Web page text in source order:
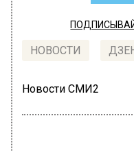
НОВОСТИ
Новости СМИ2